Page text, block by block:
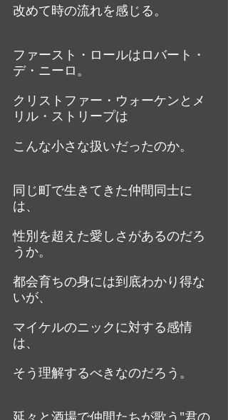
改めて時の流れを感じる。
ファースト・ロールはロバート・
デ・ニーロ。
クリストファー・ウォーケンとメ
リル・ストリープは
こんな小さな扱いだったのか。
同じ町で生きてきた仲間同士に
は、
性別を超えた愛しさがあるのだろ
うか。
都会育ちの身には到底わかり得な
いが、
マイケルのニックに対する感情
は、
そう理解するべきなのだろう。
延々と酒場で仲間たちが歌う"君の